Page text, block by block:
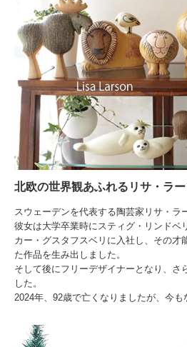
北欧の世界観あふれるリサ・ラ
スウェーデンを代表する陶芸家リサ・ラ
彼女は大学卒業時にスティグ・リンドベ
カー・グスタフスベリに入社し、その才
た作品を生み出しました。
そして後にフリーデザイナーとなり、さ
した。
2024年、92歳で亡くなりましたが、今も